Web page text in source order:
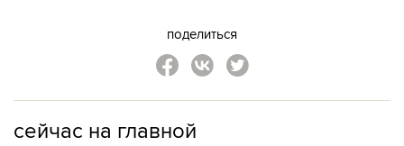
поделиться
сейчас на главной